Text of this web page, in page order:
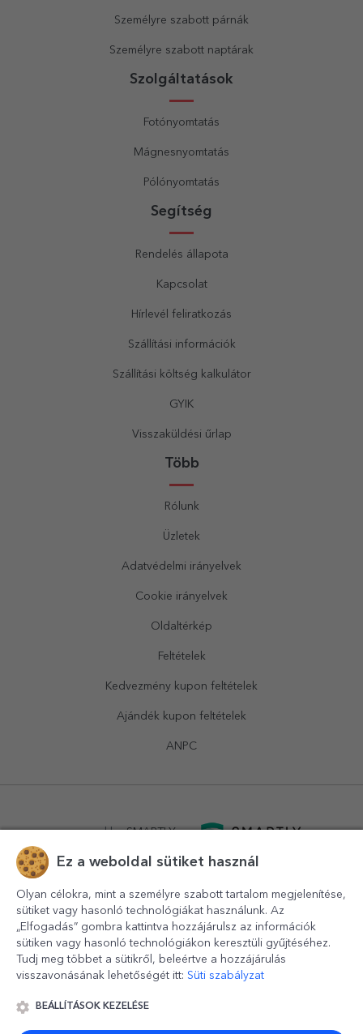
Személyre szabott párnák
Személyre szabott naptárak
Szolgáltatások
Fotónyomtatás
Mágnesnyomtatás
Pólónyomtatás
Segítség
Rendelés állapota
Kapcsolat
Hírlevél feliratkozás
Szállítási információk
Szállítási költség kalkulátor
GYIK
Visszaküldési űrlap
Több
Rólunk
Üzletek
Adatvédelmi irányelvek
Cookie irányelvek
Oldaltérkép
Feltételek
Kedvezmény kupon feltételek
Ajándék kupon feltételek
ANPC
powered bySMARTLY.ro
© 2016-2026 StarGift
Ez a weboldal sütiket használ
Olyan célokra, mint a személyre szabott tartalom megjelenítése,
sütiket vagy hasonló technológiákat használunk. Az
„Elfogadás” gombra kattintva hozzájárulsz az információk
sütiken vagy hasonló technológiákon keresztüli gyűjtéséhez.
Tudj meg többet a sütikről, beleértve a hozzájárulás
visszavonásának lehetőségét itt: Süti szabályzat
BEÁLLÍTÁSOK KEZELÉSE